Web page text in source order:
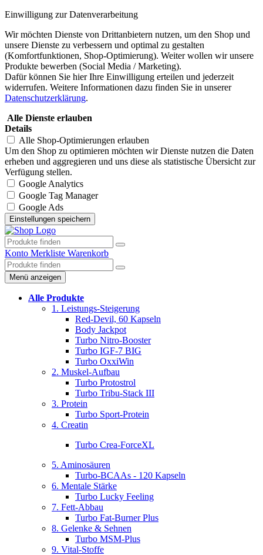
Einwilligung zur Datenverarbeitung
Wir möchten Dienste von Drittanbietern nutzen, um den Shop und
unsere Dienste zu verbessern und optimal zu gestalten
(Komfortfunktionen, Shop-Optimierung). Weiter wollen wir unsere
Produkte bewerben (Social Media / Marketing).
Dafür können Sie hier Ihre Einwilligung erteilen und jederzeit
widerrufen. Weitere Informationen dazu finden Sie in unserer
Datenschutzerklärung.
Alle Dienste erlauben
Details
Alle Shop-Optimierungen erlauben
Um den Shop zu optimieren möchten wir Dienste nutzen die Daten
erheben und aggregieren und uns diese als statistische Übersicht zur
Verfügung stellen.
Google Analytics
Google Tag Manager
Google Ads
Konto Merkliste Warenkorb
Menü anzeigen
Alle Produkte
1. Leistungs-Steigerung
Red-Devil, 60 Kapseln
Body Jackpot
Turbo Nitro-Booster
Turbo IGF-7 BIG
Turbo OxxiWin
2. Muskel-Aufbau
Turbo Protostrol
Turbo Tribu-Stack III
3. Protein
Turbo Sport-Protein
4. Creatin
Turbo Crea-ForceXL
5. Aminosäuren
Turbo-BCAAs - 120 Kapseln
6. Mentale Stärke
Turbo Lucky Feeling
7. Fett-Abbau
Turbo Fat-Burner Plus
8. Gelenke & Sehnen
Turbo MSM-Plus
9. Vital-Stoffe